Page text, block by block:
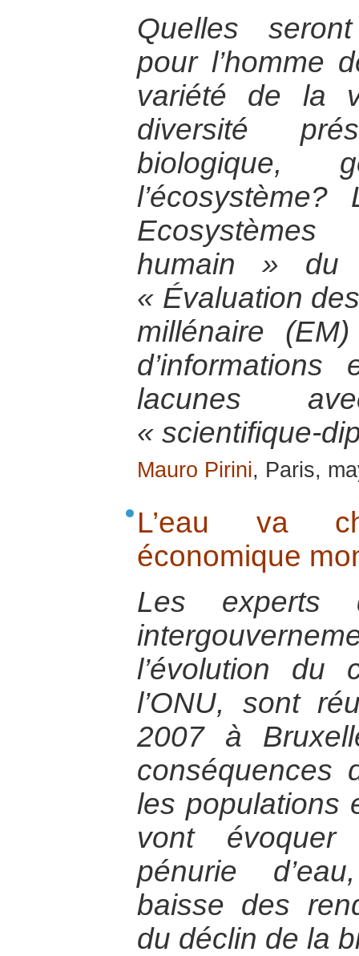
Quelles
pour l’homme
variété de la
diversité
biologique,
humain » du
« Évaluation
millénaire
lacunes
« scientifique-
Mauro Pirini, Paris,
L’eau va
économique
Les experts
l’évolution du
l’ONU, sont
2007 à
conséquences
les populations
vont
pénurie
baisse des
du déclin de la